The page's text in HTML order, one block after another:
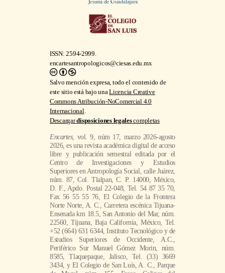
ISSN: 2594-2999.
encartesantropologicos@ciesas.edu.mx
Salvo mención expresa, todo el contenido de
este sitio está bajo unaLicencia Creative
Commons Atribución-NoComercial 4.0
Internacional.
Descargardisposiciones legalescompletas
Encartes, vol. 9, núm 17, marzo 2026-agosto
2026, es una revista académica digital de acceso
libre y publicación semestral editada por el
Centro de Investigaciones y Estudios
Superiores en Antropología Social, calle Juárez,
núm. 87, Col. Tlalpan, C. P. 14000, México,
D. F., Apdo. Postal 22-048, Tel. 54 87 35 70,
Fax 56 55 55 76, El Colegio de la Frontera
Norte Norte, A. C., Carretera escénica Tijuana-
Ensenada km 18.5, San Antonio del Mar, núm.
22560, Tijuana, Baja California, México, Tel.
+52 (664) 631 6344, Instituto Tecnológico y de
Estudios Superiores de Occidente, A.C.,
Periférico Sur Manuel Gómez Morin, núm.
8585, Tlaquepaque, Jalisco, Tel. (33) 3669
3434, y El Colegio de San Luís, A. C., Parque